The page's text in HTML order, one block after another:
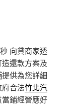
向貸商家透
還款方案及
提供為您詳細
合法竹北汽
鋪經營應好